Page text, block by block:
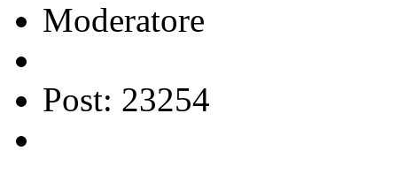
Moderatore
Post: 23254